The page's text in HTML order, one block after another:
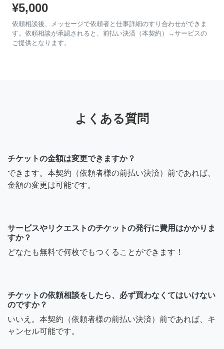
¥5,000
依頼相談後、メッセージで依頼者と仕事詳細のすり合わせができま
す。依頼相談が承認されると、前払い決済（本契約）→サービスの
ご提供となります。
よくある質問
チケットの金額は変更できますか？
できます。本契約（依頼者様の前払い決済）前であれば、
金額の変更は可能です。
サービスやリクエストのチケットの発行に費用はかかりま
すか？
どなたも無料で何枚でもつくることができます！
チケットの依頼相談をしたら、必ず買わなくてはいけない
のですか？
いいえ。本契約（依頼者様の前払い決済）前であれば、キ
ャンセル可能です。